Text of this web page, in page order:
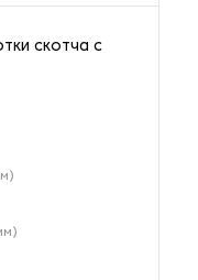
скотча с